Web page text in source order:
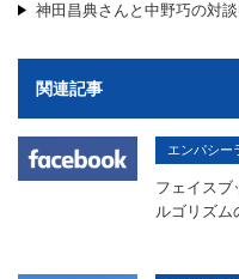
神田昌典さんと中野巧の対
関連記事
エンパシー
フェイスブ
ルゴリズム